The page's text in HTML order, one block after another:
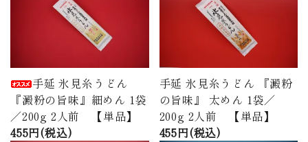
手延 氷見糸うどん
『澱粉の旨味』細めん 1袋
／200g 2人前 【単品】
455円(税込)
手延 氷見糸うどん 『澱粉
の旨味』 太めん 1袋／
200g 2人前 【単品】
455円(税込)